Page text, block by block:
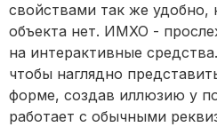
свойствами так же удобно,
объекта нет. ИМХО -
на интерактивные
чтобы наглядно
форме, создав иллюзию у
работает с обычными